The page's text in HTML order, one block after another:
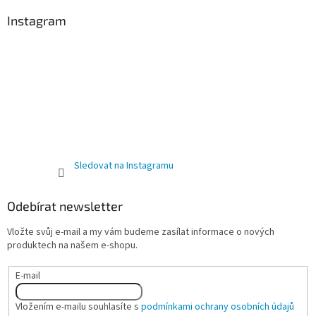
Instagram
Sledovat na Instagramu
Odebírat newsletter
Vložte svůj e-mail a my vám budeme zasílat informace o nových
produktech na našem e-shopu.
E-mail
Vložením e-mailu souhlasíte s podmínkami ochrany osobních údajů